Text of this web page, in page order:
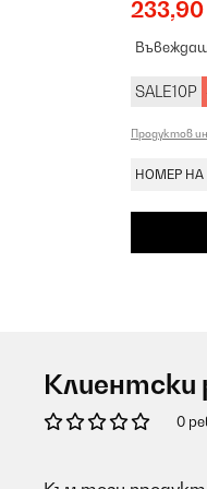
SALE10P
Продуктов
НОМЕР НА
0